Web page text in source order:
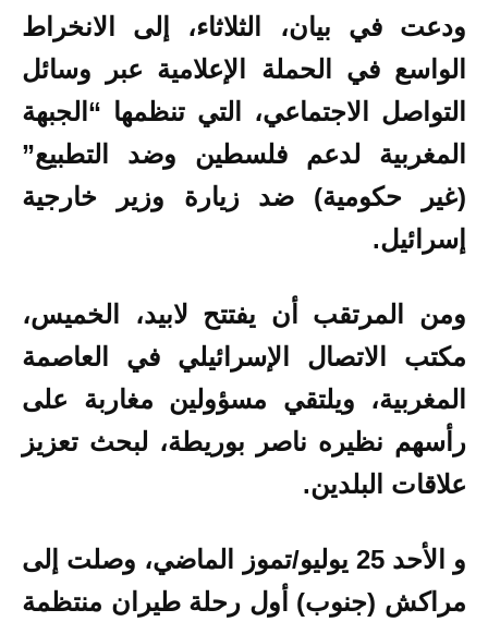
ودعت في بيان، الثلاثاء، إلى الانخراط
الواسع في الحملة الإعلامية عبر وسائل
التواصل الاجتماعي، التي تنظمها “الجبهة
المغربية لدعم فلسطين وضد التطبيع”
(غير حكومية) ضد زيارة وزير خارجية
إسرائيل.
ومن المرتقب أن يفتتح لابيد، الخميس،
مكتب الاتصال الإسرائيلي في العاصمة
المغربية، ويلتقي مسؤولين مغاربة على
رأسهم نظيره ناصر بوريطة، لبحث تعزيز
علاقات البلدين.
و الأحد 25 يوليو/تموز الماضي، وصلت إلى
مراكش (جنوب) أول رحلة طيران منتظمة